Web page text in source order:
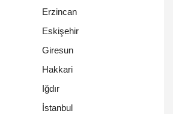
Erzincan
Eskişehir
Giresun
Hakkari
Iğdır
İstanbul